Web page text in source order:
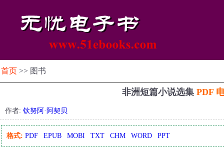
首页 >> 图书
非洲短篇小说选集 PDF
作者: 钦努阿·阿契贝
格式: PDF EPUB MOBI TXT CHM WORD PPT